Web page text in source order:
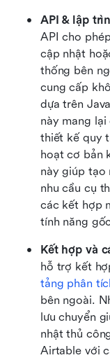
API & lập
API cho phép
cập nhật
thống bên
cung cấp
dựa trên
này mang
thiết kế quy
hoạt cơ bản
này giúp tạo
nhu cầu cụ
các kết hợp
tính năng
Kết hợp và
hỗ trợ kết
tảng phân
bên ngoài.
lưu chuyển
nhật thủ
Airtable với